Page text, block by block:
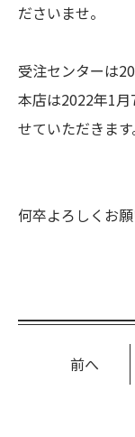
ださいませ。
受注センターは
本店は2022年1
せていただきます
何卒よろしくお願
前へ